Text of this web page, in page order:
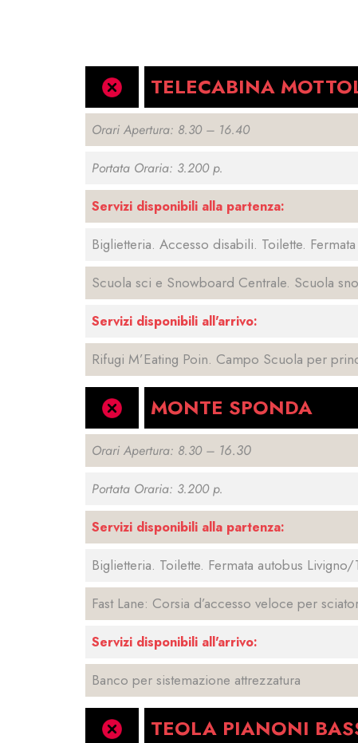
TELECABINA
Orari Apertura: 8.30 – 16.40
Portata Oraria: 3.200 p.
Servizi disponibili alla partenza:
Biglietteria. Accesso disabili. Toilette.
Scuola sci e Snowboard Centrale. Scuola
Servizi disponibili all'arrivo:
Rifugi M’Eating Poin. Campo Scuola per
MONTE SPONDA
Orari Apertura: 8.30 – 16.30
Portata Oraria: 3.200 p.
Servizi disponibili alla partenza:
Biglietteria. Toilette. Fermata autobus
Fast Lane: Corsia d’accesso veloce per
Servizi disponibili all'arrivo:
Banco per sistemazione attrezzatura
TEOLA PIANONI